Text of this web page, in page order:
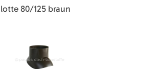
80/125 braun